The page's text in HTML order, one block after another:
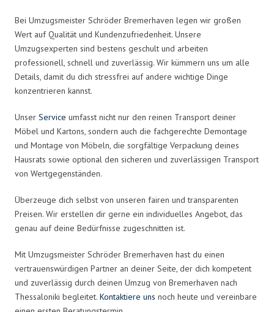
Bei Umzugsmeister Schröder Bremerhaven legen wir großen
Wert auf Qualität und Kundenzufriedenheit. Unsere
Umzugsexperten sind bestens geschult und arbeiten
professionell, schnell und zuverlässig. Wir kümmern uns um alle
Details, damit du dich stressfrei auf andere wichtige Dinge
konzentrieren kannst.
Unser Service umfasst nicht nur den reinen Transport deiner
Möbel und Kartons, sondern auch die fachgerechte Demontage
und Montage von Möbeln, die sorgfältige Verpackung deines
Hausrats sowie optional den sicheren und zuverlässigen Transport
von Wertgegenständen.
Überzeuge dich selbst von unseren fairen und transparenten
Preisen. Wir erstellen dir gerne ein individuelles Angebot, das
genau auf deine Bedürfnisse zugeschnitten ist.
Mit Umzugsmeister Schröder Bremerhaven hast du einen
vertrauenswürdigen Partner an deiner Seite, der dich kompetent
und zuverlässig durch deinen Umzug von Bremerhaven nach
Thessaloniki begleitet. Kontaktiere uns noch heute und vereinbare